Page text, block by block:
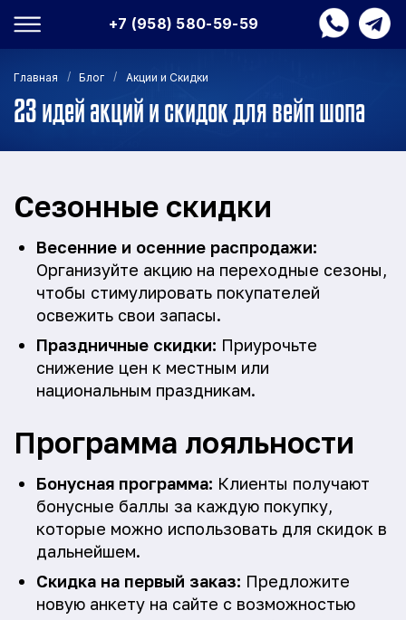
+7 (958) 580-59-59
Главная / Блог / Акции и Скидки
23 идей акций и скидок для вейп шопа
Сезонные скидки
Весенние и осенние распродажи:
Организуйте акцию на переходные сезоны,
чтобы стимулировать покупателей
освежить свои запасы.
Праздничные скидки: Приурочьте
снижение цен к местным или
национальным праздникам.
Программа лояльности
Бонусная программа: Клиенты получают
бонусные баллы за каждую покупку,
которые можно использовать для скидок в
дальнейшем.
Скидка на первый заказ: Предложите
новую анкету на сайте с возможностью